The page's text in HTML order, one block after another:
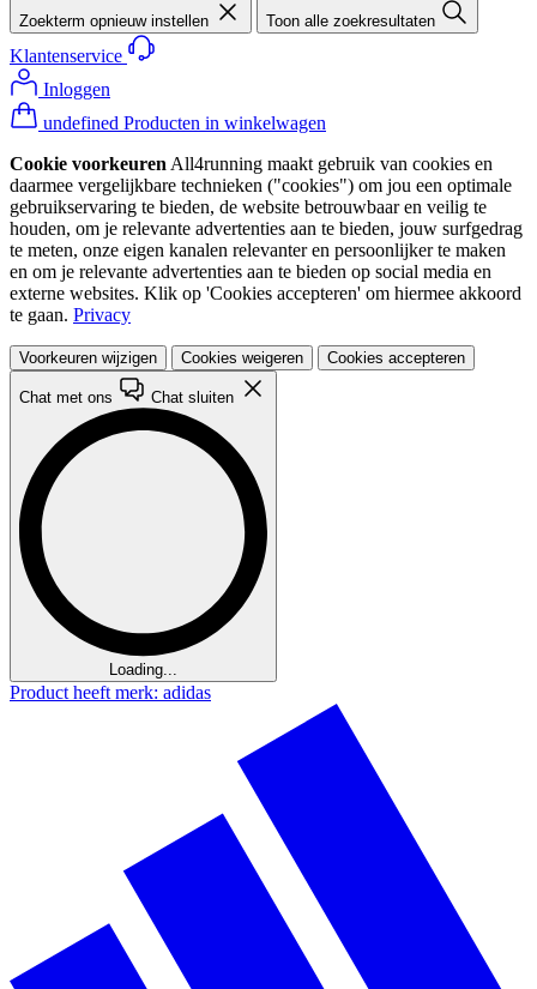
Zoekterm opnieuw instellen Toon alle zoekresultaten
Klantenservice
Inloggen
undefined Producten in winkelwagen
Cookie voorkeuren All4running maakt gebruik van cookies en
daarmee vergelijkbare technieken ("cookies") om jou een optimale
gebruikservaring te bieden, de website betrouwbaar en veilig te
houden, om je relevante advertenties aan te bieden, jouw surfgedrag
te meten, onze eigen kanalen relevanter en persoonlijker te maken
en om je relevante advertenties aan te bieden op social media en
externe websites. Klik op 'Cookies accepteren' om hiermee akkoord
te gaan. Privacy
Voorkeuren wijzigen Cookies weigeren Cookies accepteren
Chat met ons Chat sluiten
Loading...
Product heeft merk: adidas